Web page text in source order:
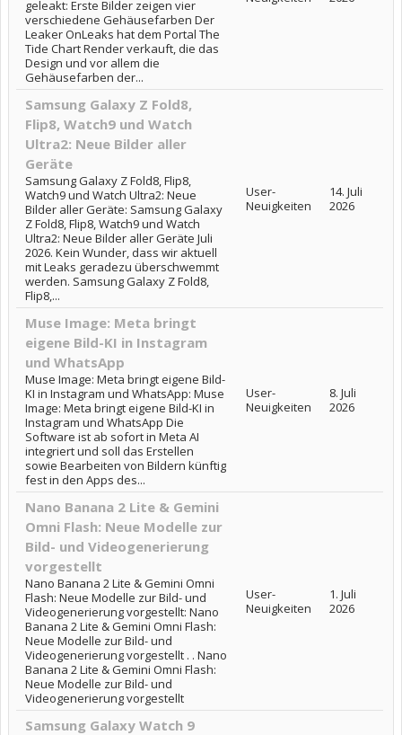
geleakt: Erste Bilder zeigen vier
verschiedene Gehäusefarben Der
Leaker OnLeaks hat dem Portal The
Tide Chart Render verkauft, die das
Design und vor allem die
Gehäusefarben der...
Samsung Galaxy Z Fold8,
Flip8, Watch9 und Watch
Ultra2: Neue Bilder aller
Geräte
Samsung Galaxy Z Fold8, Flip8,
Watch9 und Watch Ultra2: Neue
Bilder aller Geräte: Samsung Galaxy
Z Fold8, Flip8, Watch9 und Watch
Ultra2: Neue Bilder aller Geräte Juli
2026. Kein Wunder, dass wir aktuell
mit Leaks geradezu überschwemmt
werden. Samsung Galaxy Z Fold8,
Flip8,...
User-
Neuigkeiten
14. Juli
2026
Muse Image: Meta bringt
eigene Bild-KI in Instagram
und WhatsApp
Muse Image: Meta bringt eigene Bild-
KI in Instagram und WhatsApp: Muse
Image: Meta bringt eigene Bild-KI in
Instagram und WhatsApp Die
Software ist ab sofort in Meta AI
integriert und soll das Erstellen
sowie Bearbeiten von Bildern künftig
fest in den Apps des...
User-
Neuigkeiten
8. Juli
2026
Nano Banana 2 Lite & Gemini
Omni Flash: Neue Modelle zur
Bild- und Videogenerierung
vorgestellt
Nano Banana 2 Lite & Gemini Omni
Flash: Neue Modelle zur Bild- und
Videogenerierung vorgestellt: Nano
Banana 2 Lite & Gemini Omni Flash:
Neue Modelle zur Bild- und
Videogenerierung vorgestellt . . Nano
Banana 2 Lite & Gemini Omni Flash:
Neue Modelle zur Bild- und
Videogenerierung vorgestellt
User-
Neuigkeiten
1. Juli
2026
Samsung Galaxy Watch 9